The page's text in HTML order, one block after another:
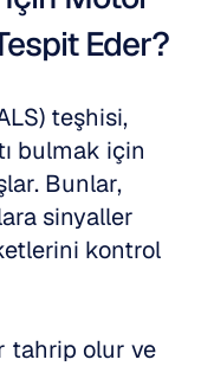
Eder?
teşhisi,
bulmak için
Bunlar,
sinyaller
kontrol
tahrip olur ve